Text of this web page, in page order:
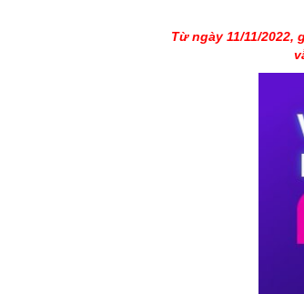
Từ ngày 11/11/